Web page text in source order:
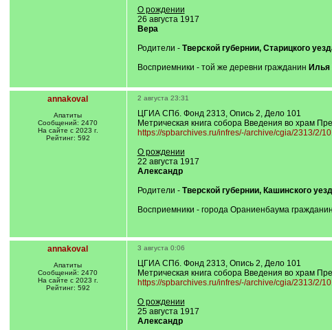
О рождении
26 августа 1917
Вера
Родители - Тверской губернии, Старицкого
Восприемники - той же деревни гражданин Илья
annakoval
Апатиты
Сообщений: 2470
На сайте с 2023 г.
Рейтинг: 592
2 августа 23:31
ЦГИА СПб. Фонд 2313, Опись 2, Дело 101
Метрическая книга собора Введения во храм
https://spbarchives.ru/infres/-/archive/cgia/2313/2/
О рождении
22 августа 1917
Александр
Родители - Тверской губернии, Кашинского
Восприемники - города Ораниенбаума гражданин
annakoval
Апатиты
Сообщений: 2470
На сайте с 2023 г.
Рейтинг: 592
3 августа 0:06
ЦГИА СПб. Фонд 2313, Опись 2, Дело 101
Метрическая книга собора Введения во храм
https://spbarchives.ru/infres/-/archive/cgia/2313/2/
О рождении
25 августа 1917
Александр